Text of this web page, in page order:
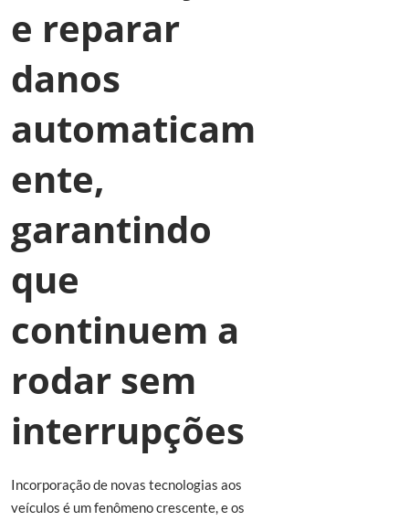
e reparar
danos
automaticam
ente,
garantindo
que
continuem a
rodar sem
interrupções
Incorporação de novas tecnologias aos
veículos é um fenômeno crescente, e os